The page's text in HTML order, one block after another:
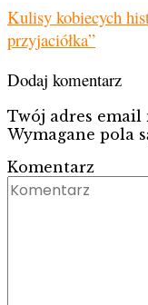
Kulisy kobiecych
przyjaciółka”
Dodaj komentarz
Twój adres email
Wymagane pola
Komentarz